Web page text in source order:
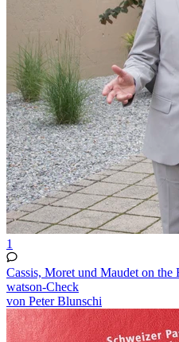
1
Cassis, Moret und Maudet on the
watson-Check
von Peter Blunschi